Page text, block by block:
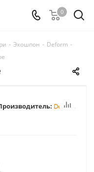
0
- Экошпон - Deform -
Deform